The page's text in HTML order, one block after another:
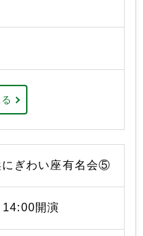
ぎわい座有名会⑤
開演